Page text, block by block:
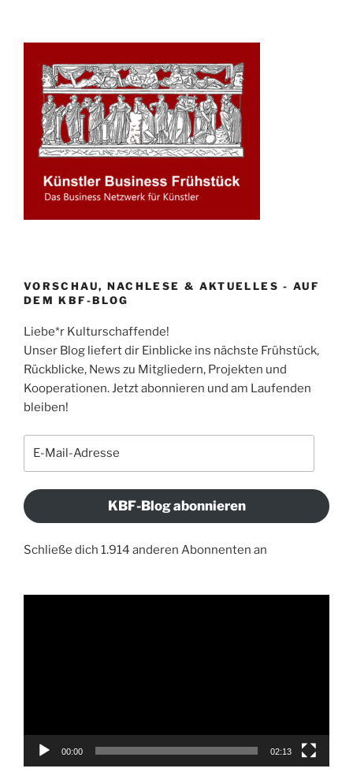
VORSCHAU, NACHLESE & AKTUELLES - AUF
DEM KBF-BLOG
Liebe*r Kulturschaffende!
Unser Blog liefert dir Einblicke ins nächste Frühstück,
Rückblicke, News zu Mitgliedern, Projekten und
Kooperationen. Jetzt abonnieren und am Laufenden
bleiben!
KBF-Blog abonnieren
Schließe dich 1.914 anderen Abonnenten an
00:00 02:13